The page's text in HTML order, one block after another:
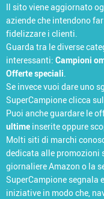
Il sito viene aggiornato
aziende che intendono
fidelizzare i clienti.
Guarda tra le diverse
interessanti: Campioni
Offerte speciali
Se invece vuoi dare uno
SuperCampione clicca
Puoi anche guardare le
ultime inserite oppure
Molti siti di marchi
dedicata alle promozioni
giornaliere Amazon o la
SuperCampione segnala
iniziative in modo che,